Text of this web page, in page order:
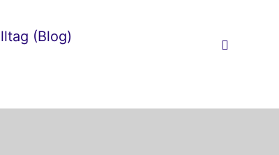
(Blog)
Suchen